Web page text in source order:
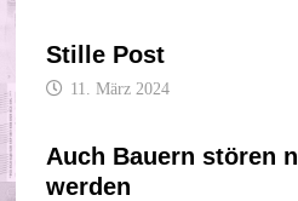
Stille Post
11. März 2024
Auch Bauern stören
werden